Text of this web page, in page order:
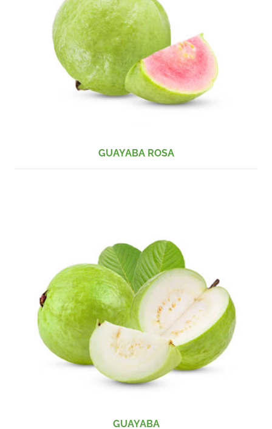
GUAYABA ROSA
GUAYABA